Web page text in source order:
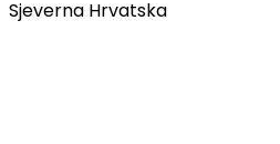
Sjeverna Hrvatska